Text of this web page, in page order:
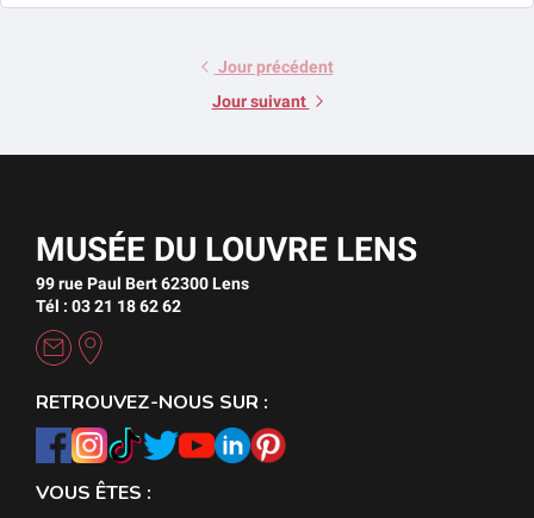
Jour précédent
Jour suivant
MUSÉE DU LOUVRE LENS
99 rue Paul Bert 62300 Lens
Tél : 03 21 18 62 62
RETROUVEZ-NOUS SUR :
VOUS ÊTES :